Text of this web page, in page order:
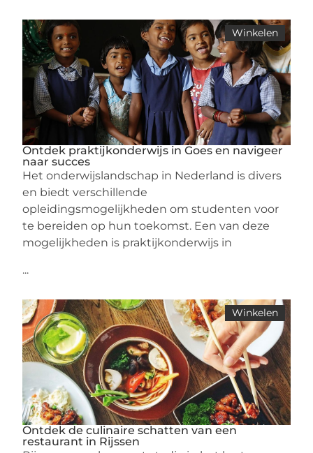
Winkelen
Ontdek praktijkonderwijs in Goes en navigeer
naar succes
Het onderwijslandschap in Nederland is divers
en biedt verschillende
opleidingsmogelijkheden om studenten voor
te bereiden op hun toekomst. Een van deze
mogelijkheden is praktijkonderwijs in
...
Winkelen
Ontdek de culinaire schatten van een
restaurant in Rijssen